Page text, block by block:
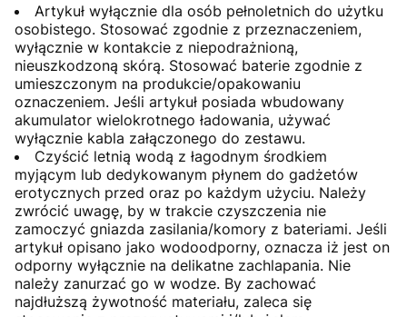
Artykuł wyłącznie dla osób pełnoletnich do użytku
osobistego. Stosować zgodnie z przeznaczeniem,
wyłącznie w kontakcie z niepodrażnioną,
nieuszkodzoną skórą. Stosować baterie zgodnie z
umieszczonym na produkcie/opakowaniu
oznaczeniem. Jeśli artykuł posiada wbudowany
akumulator wielokrotnego ładowania, używać
wyłącznie kabla załączonego do zestawu.
Czyścić letnią wodą z łagodnym środkiem
myjącym lub dedykowanym płynem do gadżetów
erotycznych przed oraz po każdym użyciu. Należy
zwrócić uwagę, by w trakcie czyszczenia nie
zamoczyć gniazda zasilania/komory z bateriami. Jeśli
artykuł opisano jako wodoodporny, oznacza iż jest on
odporny wyłącznie na delikatne zachlapania. Nie
należy zanurzać go w wodze. By zachować
najdłuższą żywotność materiału, zaleca się